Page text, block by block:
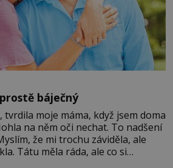
báječný
tvrdila moje máma, když jsem doma
na něm oči nechat. To nadšení
že mi trochu záviděla, ale
Tátu měla ráda, ale co si